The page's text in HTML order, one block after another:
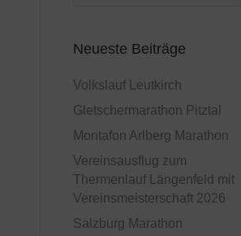
Neueste Beiträge
Volkslauf Leutkirch
Gletschermarathon Pitztal
Montafon Arlberg Marathon
Vereinsausflug zum
Thermenlauf Längenfeld mit
Vereinsmeisterschaft 2026
Salzburg Marathon